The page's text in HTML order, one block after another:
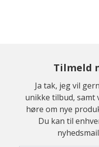
Tilmeld
Ja tak, jeg vil
unikke tilbud,
høre om nye
Du kan til